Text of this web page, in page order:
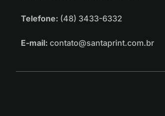
Telefone: (48) 3433-6332
E-mail: contato@santaprint.com.br